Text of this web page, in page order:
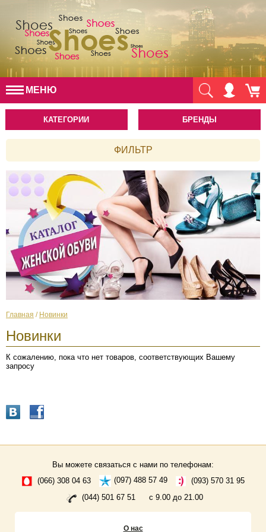
МЕНЮ
КАТЕГОРИИ БРЕНДЫ
ФИЛЬТР
Главная / Новинки
Новинки
К сожалению, пока что нет товаров, соответствующих Вашему
запросу
Вы можете связаться с нами по телефонам:
(066) 308 04 63
(097) 488 57 49
(093) 570 31 95
(044) 501 67 51
с 9.00 до 21.00
О нас